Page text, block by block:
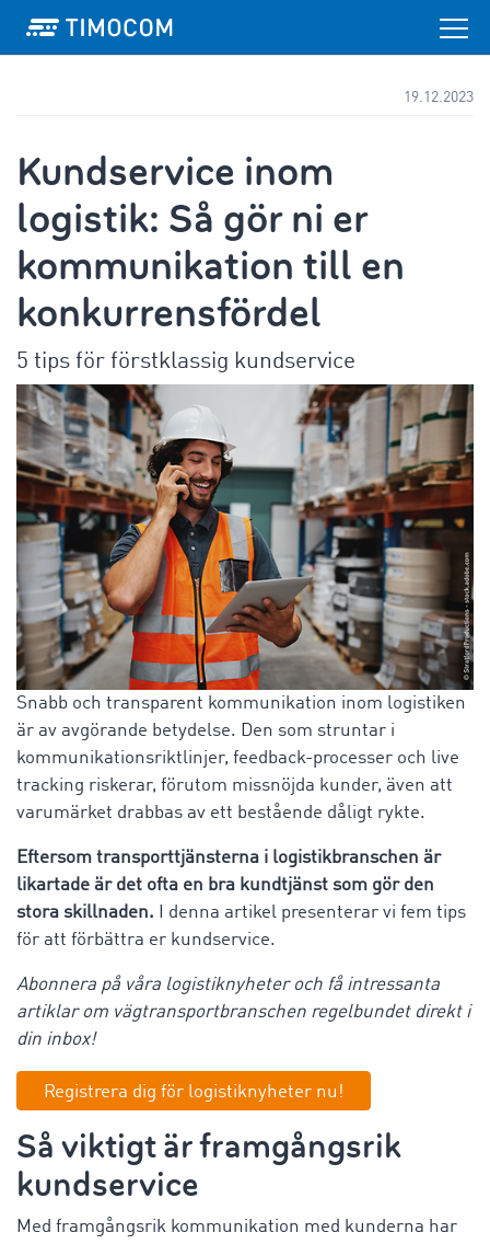
19.12.2023
Kundservice inom
logistik: Så gör ni er
kommunikation till en
konkurrensfördel
5 tips för förstklassig kundservice
Snabb och transparent kommunikation inom logistiken
är av avgörande betydelse. Den som struntar i
kommunikationsriktlinjer, feedback-processer och live
tracking riskerar, förutom missnöjda kunder, även att
varumärket drabbas av ett bestående dåligt rykte.
Eftersom transporttjänsterna i logistikbranschen är
likartade är det ofta en bra kundtjänst som gör den
stora skillnaden. I denna artikel presenterar vi fem tips
för att förbättra er kundservice.
Abonnera på våra logistiknyheter och få intressanta
artiklar om vägtransportbranschen regelbundet direkt i
din inbox!
Registrera dig för logistiknyheter nu!
Så viktigt är framgångsrik
kundservice
Med framgångsrik kommunikation med kunderna har